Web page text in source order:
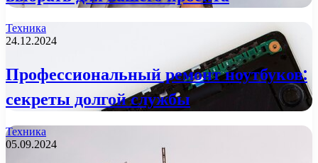
Техника
24.12.2024
Профессиональный ремонт ноутбуков:
секреты долгой службы
Техника
05.09.2024